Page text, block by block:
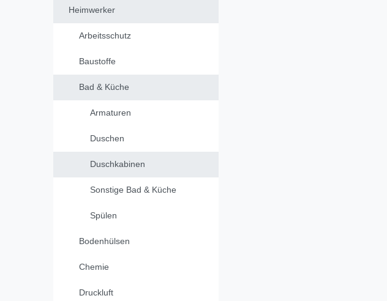
Heimwerker
Arbeitsschutz
Baustoffe
Bad & Küche
Armaturen
Duschen
Duschkabinen
Sonstige Bad & Küche
Spülen
Bodenhülsen
Chemie
Druckluft